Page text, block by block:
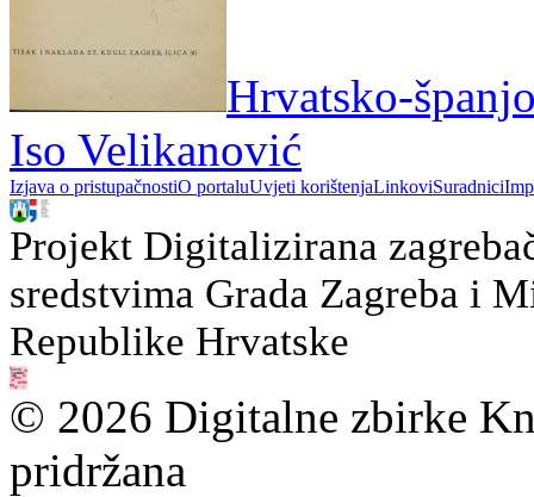
Hrvatsko-
Iso Velikanović
Izjava o pristupačnostiO portaluUvjeti korištenjaLinkoviSuradnici
Projekt Digitalizirana
sredstvima Grada Zagreba i
Republike Hrvatske
© 2026 Digitalne zbirke
pridržana